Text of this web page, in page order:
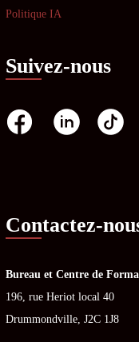
Politique IA
Suivez-nous
Contactez-
Bureau et Centre de
196, rue Heriot local 40
Drummondville, J2C 1J8